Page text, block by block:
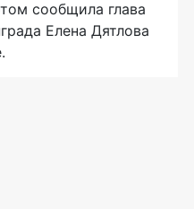
сообщила глава
Елена Дятлова